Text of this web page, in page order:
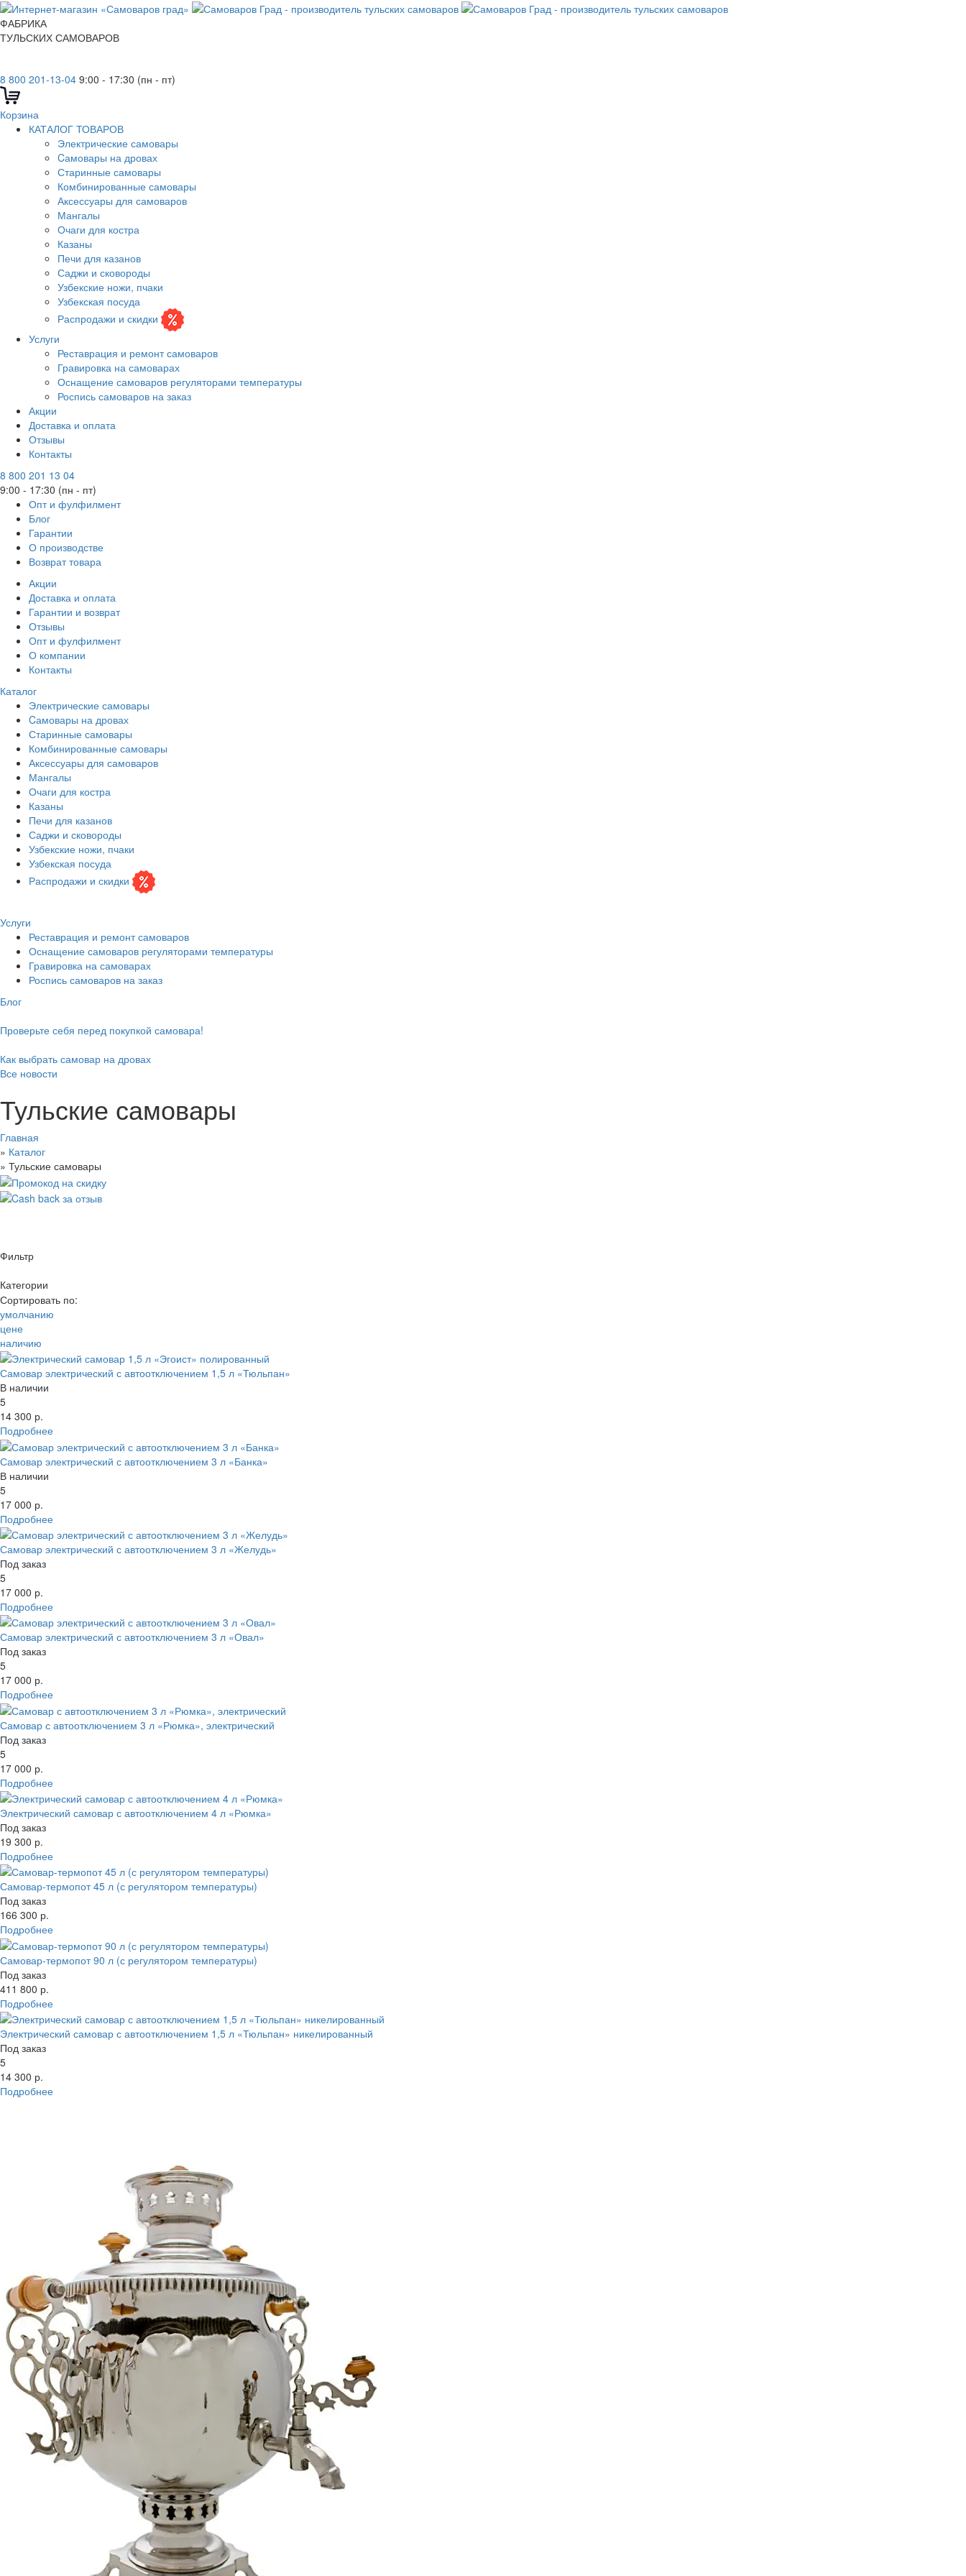
ФАБРИКА
ТУЛЬСКИХ САМОВАРОВ
8 800 201-13-04 9:00 - 17:30 (пн - пт)
Корзина
КАТАЛОГ ТОВАРОВ
Электрические самовары
Cамовары на дровах
Старинные самовары
Комбинированные самовары
Аксессуары для самоваров
Мангалы
Очаги для костра
Казаны
Печи для казанов
Саджи и сковороды
Узбекские ножи, пчаки
Узбекская посуда
Распродажи и скидки
Услуги
Реставрация и ремонт самоваров
Гравировка на самоварах
Оснащение самоваров регуляторами температуры
Роспись самоваров на заказ
Акции
Доставка и оплата
Отзывы
Контакты
8 800 201 13 04
9:00 - 17:30 (пн - пт)
Опт и фулфилмент
Блог
Гарантии
О производстве
Возврат товара
Акции
Доставка и оплата
Гарантии и возврат
Отзывы
Опт и фулфилмент
О компании
Контакты
Каталог
Электрические самовары
Cамовары на дровах
Старинные самовары
Комбинированные самовары
Аксессуары для самоваров
Мангалы
Очаги для костра
Казаны
Печи для казанов
Саджи и сковороды
Узбекские ножи, пчаки
Узбекская посуда
Распродажи и скидки
Услуги
Реставрация и ремонт самоваров
Оснащение самоваров регуляторами температуры
Гравировка на самоварах
Роспись самоваров на заказ
Блог
Проверьте себя перед покупкой самовара!
Как выбрать самовар на дровах
Все новости
Тульские самовары
Главная
» Каталог
» Тульские самовары
Фильтр
Категории
Цена
—
Материал
Производитель
Объем
Выбрано:
Показать товары
Свернуть фильтр
Свернуть категории
Свернуть категории
Сортировать по:
умолчанию
цене
наличию
Самовар электрический с автоотключением 1,5 л «Тюльпан»
В наличии
5
14 300 р.
Подробнее
Самовар электрический с автоотключением 3 л «Банка»
В наличии
5
17 000 р.
Подробнее
Самовар электрический с автоотключением 3 л «Желудь»
Под заказ
5
17 000 р.
Подробнее
Самовар электрический с автоотключением 3 л «Овал»
Под заказ
5
17 000 р.
Подробнее
Самовар с автоотключением 3 л «Рюмка», электрический
Под заказ
5
17 000 р.
Подробнее
Электрический самовар с автоотключением 4 л «Рюмка»
Под заказ
19 300 р.
Подробнее
Самовар-термопот 45 л (с регулятором температуры)
Под заказ
166 300 р.
Подробнее
Самовар-термопот 90 л (с регулятором температуры)
Под заказ
411 800 р.
Подробнее
Электрический самовар с автоотключением 1,5 л «Тюльпан» никелированный
Под заказ
5
14 300 р.
Подробнее